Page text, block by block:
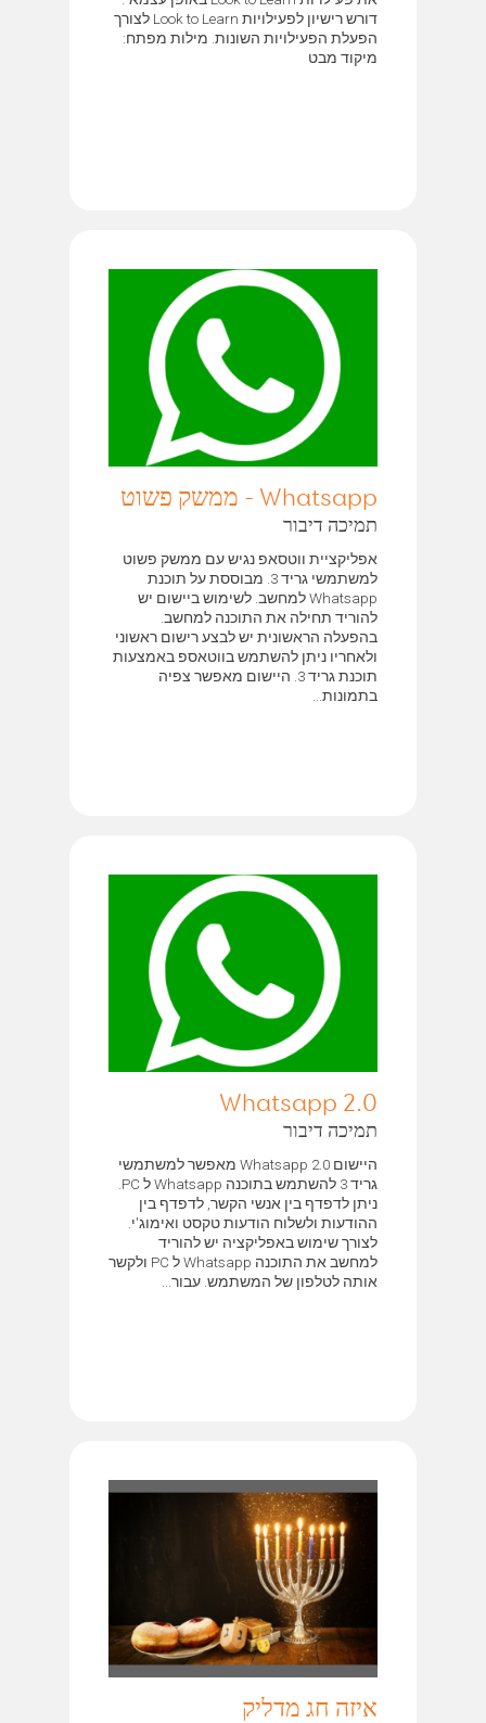
דורש רישיון לפעילויות Look to Learn לצורך
הפעלת הפעילויות השונות. מילות מפתח:
מיקוד מבט
Whatsapp - ממשק פשוט
תמיכה דיבור
אפליקציית ווטסאפ נגיש עם ממשק פשוט
למשתמשי גריד 3. מבוססת על תוכנת
Whatsapp למחשב. לשימוש ביישום יש
להוריד תחילה את התוכנה למחשב.
בהפעלה הראשונית יש לבצע רישום ראשוני
ולאחריו ניתן להשתמש בווטאספ באמצעות
תוכנת גריד 3. היישום מאפשר צפיה
בתמונות...
Whatsapp 2.0
תמיכה דיבור
היישום Whatsapp 2.0 מאפשר למשתמשי
ניתן לדפדף בין אנשי הקשר, לדפדף בין
ההודעות ולשלוח הודעות טקסט ואימוג'י.
לצורך שימוש באפליקציה יש להוריד
למחשב את התוכנה Whatsapp ל PC ולקשר
אותה לטלפון של המשתמש. עבור...
איזה חג מדליק